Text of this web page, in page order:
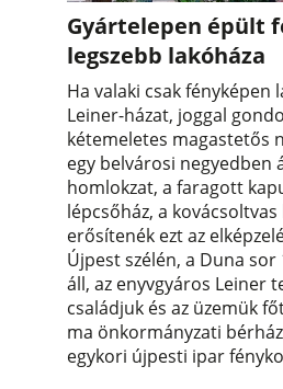
Gyártelepen épült
legszebb lakóháza
Ha valaki csak fényképen
Leiner-házat, joggal
kétemeletes magastetős
egy belvárosi negyedben
homlokzat, a faragott
lépcsőház, a
erősítenék ezt az
Újpest szélén, a Duna
áll, az enyvgyáros Leiner
családjuk és az üzemük
ma önkormányzati
egykori újpesti ipar